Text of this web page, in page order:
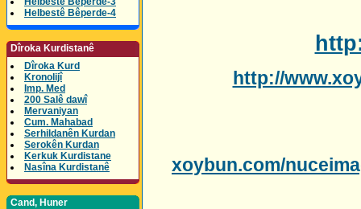
Helbestê Bêperde-4
Dîroka Kurdistanê
Dîroka Kurd
Kronolijî
Imp. Med
200 Salê dawî
Mervaniyan
Cum. Mahabad
Serhildanên Kurdan
Serokên Kurdan
Kerkuk Kurdistane
Nasîna Kurdistanê
Cand, Huner
http://
xoybun.com/